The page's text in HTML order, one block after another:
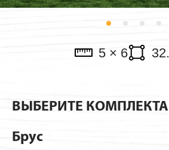
Павильоны
5 × 6
ВЫБЕРИТЕ
Брус